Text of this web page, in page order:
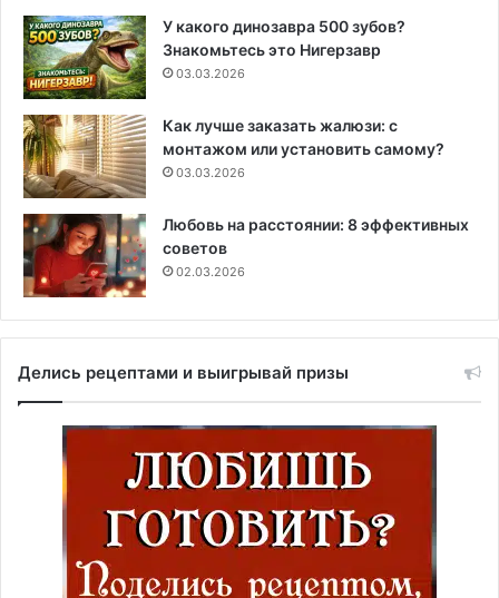
У какого динозавра 500 зубов?
Знакомьтесь это Нигерзавр
03.03.2026
Как лучше заказать жалюзи: с
монтажом или установить самому?
03.03.2026
Любовь на расстоянии: 8 эффективных
советов
02.03.2026
Делись рецептами и выигрывай призы